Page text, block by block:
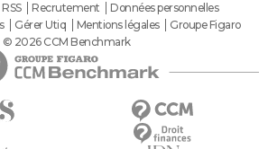
RSS Recrutement
Données personnelles
Gérer Utiq Mentions légales
Groupe Figaro
© 2026 CCM Benchmark